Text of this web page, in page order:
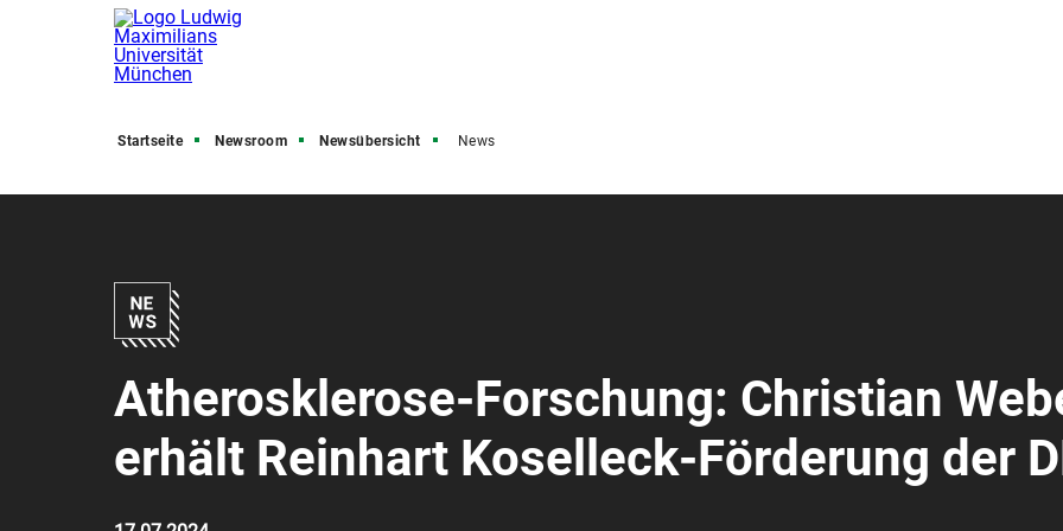
Startseite Newsroom Newsübersicht News
Atherosklerose-Forschung: Christian
erhält Reinhart Koselleck-Förderung der